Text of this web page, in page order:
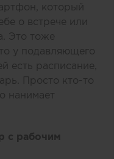
который
о встрече или
Это тоже
у подавляющего
есть расписание,
Просто кто-то
нанимает
с рабочим